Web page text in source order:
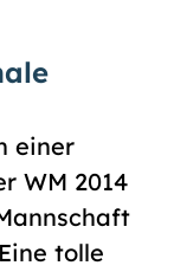
einer
WM 2014
tolle